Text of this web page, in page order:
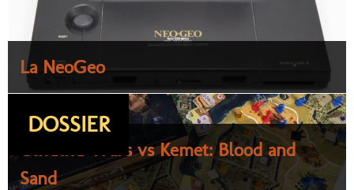
La NeoGeo
DOSSIER
Cthulhu Wars vs Kemet: Blood and
Sand